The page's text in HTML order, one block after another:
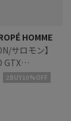
HOMME
サロモン】
GTX
2BUY10%OFF